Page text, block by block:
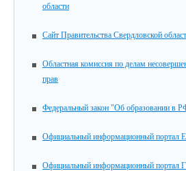
области
Сайт Правительства Свердловской
Областная комиссия по делам
прав
Федеральный закон "Об образовании в
Официальный информационный портал
Официальный информационный портал